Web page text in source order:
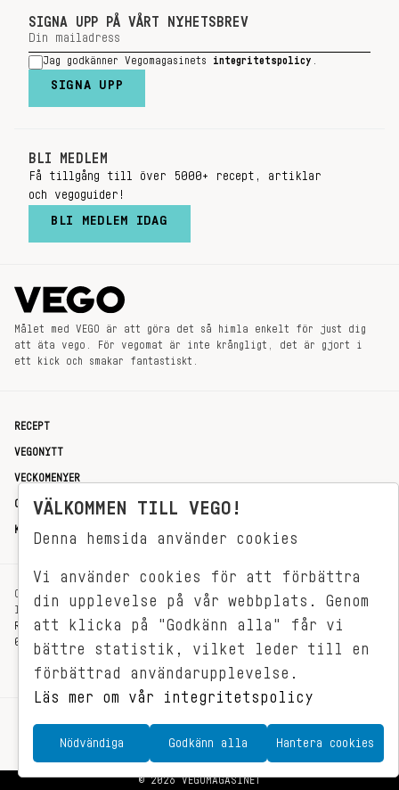
SIGNA UPP PÅ VÅRT NYHETSBREV
Jag godkänner Vegomagasinets integritetspolicy
SIGNA UPP
BLI MEDLEM
Få tillgång till över 5000+ recept, artiklar
och vegoguider!
BLI MEDLEM IDAG
Målet med VEGO är att göra det så himla enkelt för just dig
att äta vego. För vegomat är inte krångligt, det är gjort i
ett kick och smakar fantastiskt.
RECEPT
VEGONYTT
VECKOMENYER
OM OSS
KONTAKT
OXENSTIERNSGATAN 33
114 27 STOCKHOLM
REDAKTIONEN@VEGOMAGASINET.SE
08-799 62 01
© 2026 VEGOMAGASINET
VÄLKOMMEN TILL VEGO!
Denna hemsida använder cookies
Vi använder cookies för att förbättra
din upplevelse på vår webbplats. Genom
att klicka på "Godkänn alla" får vi
bättre statistik, vilket leder till en
förbättrad användarupplevelse.
Läs mer om vår integritetspolicy
Nödvändiga Godkänn alla Hantera cookies